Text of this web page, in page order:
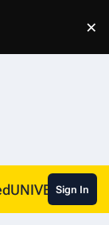
×
Sign In